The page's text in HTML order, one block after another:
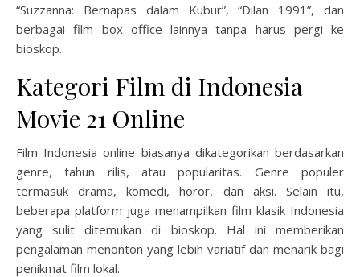
“Suzzanna: Bernapas dalam Kubur”, “Dilan 1991”, dan
berbagai film box office lainnya tanpa harus pergi ke
bioskop.
Kategori Film di Indonesia
Movie 21 Online
Film Indonesia online biasanya dikategorikan berdasarkan
genre, tahun rilis, atau popularitas. Genre populer
termasuk drama, komedi, horor, dan aksi. Selain itu,
beberapa platform juga menampilkan film klasik Indonesia
yang sulit ditemukan di bioskop. Hal ini memberikan
pengalaman menonton yang lebih variatif dan menarik bagi
penikmat film lokal.